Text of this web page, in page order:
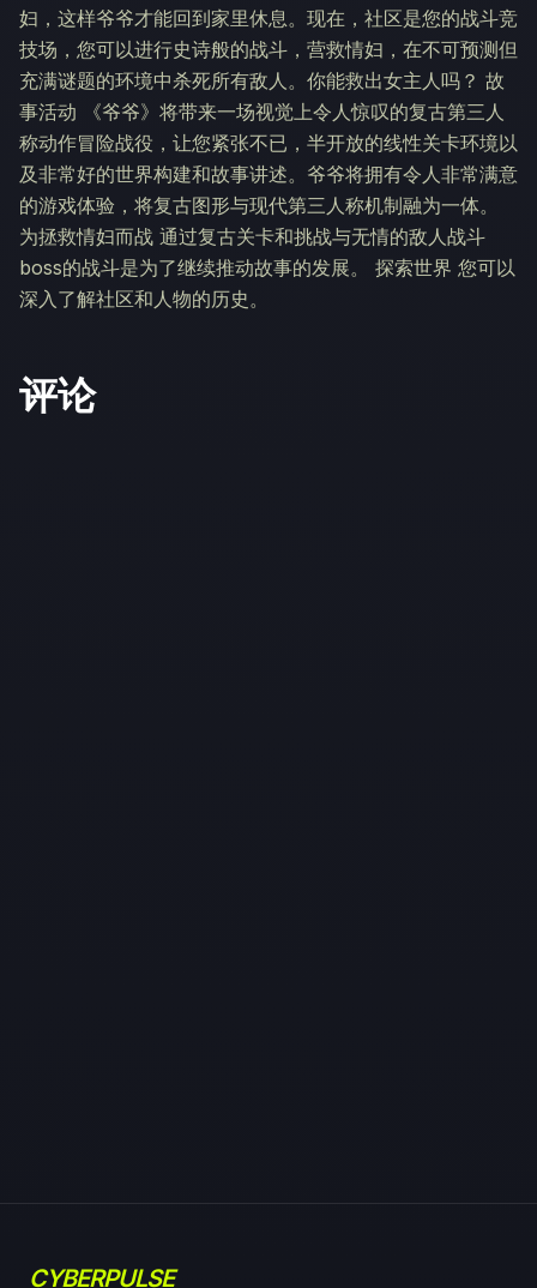
妇，这样爷爷才能回到家里休息。现在，社区是您的战斗竞
技场，您可以进行史诗般的战斗，营救情妇，在不可预测但
充满谜题的环境中杀死所有敌人。你能救出女主人吗？ 故
事活动 《爷爷》将带来一场视觉上令人惊叹的复古第三人
称动作冒险战役，让您紧张不已，半开放的线性关卡环境以
及非常好的世界构建和故事讲述。爷爷将拥有令人非常满意
的游戏体验，将复古图形与现代第三人称机制融为一体。
为拯救情妇而战 通过复古关卡和挑战与无情的敌人战斗
boss的战斗是为了继续推动故事的发展。 探索世界 您可以
深入了解社区和人物的历史。
评论
CYBERPULSE